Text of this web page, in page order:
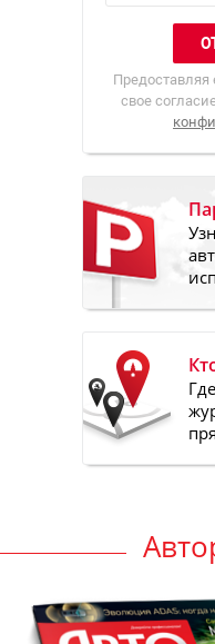
Предоставляя
свое